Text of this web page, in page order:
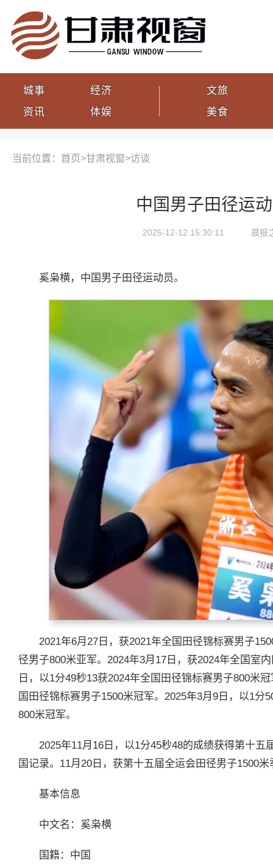
城事
资讯
经济
体娱
文旅
美食
当前位置：首页>甘肃视窗>访谈
中国男子田径运
2025-12-12 15:30:11 晨报
奚枭横，中国男子田径运动员。
2021年6月27日，获2021年全国田径锦标赛男子
径男子800米亚军。2024年3月17日，获2024年全国室
日，以1分49秒13获2024年全国田径锦标赛男子800米
国田径锦标赛男子1500米冠军。2025年3月9日，以1分
800米冠军。
2025年11月16日，以1分45秒48的成绩获得第十
国记录。11月20日，获第十五届全运会田径男子1500
基本信息
中文名：奚枭横
国籍：中国